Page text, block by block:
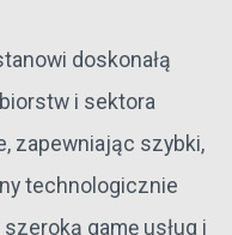
doskonałą
i sektora
zapewniając szybki,
technologicznie
gamę usług i